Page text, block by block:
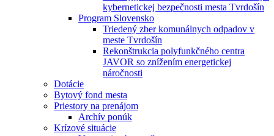
kybernetickej bezpečnosti mesta Tvrdošín
Program Slovensko
Triedený zber komunálnych odpadov v
meste Tvrdošín
Rekonštrukcia polyfunkčného centra
JAVOR so znížením energetickej
náročnosti
Dotácie
Bytový fond mesta
Priestory na prenájom
Archív ponúk
Krízové situácie